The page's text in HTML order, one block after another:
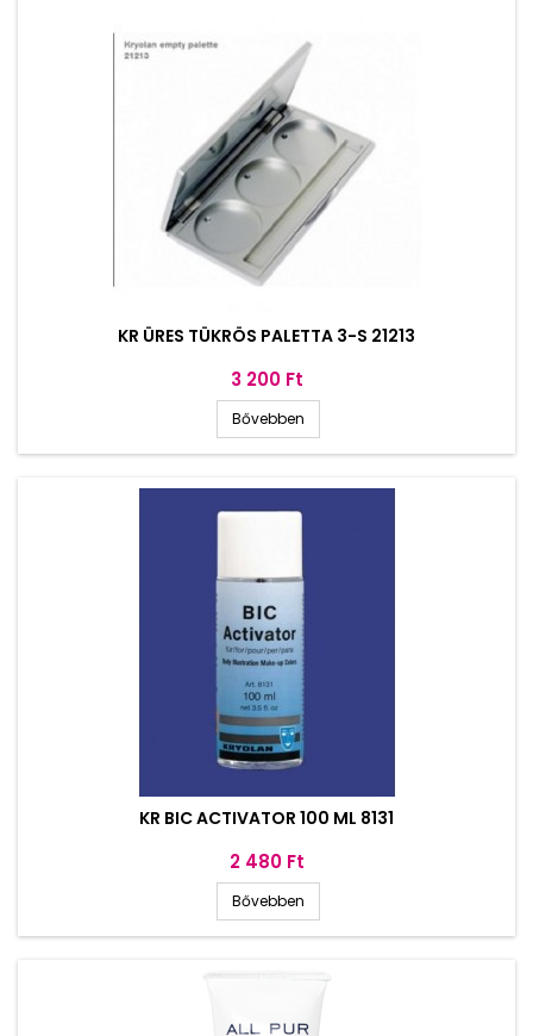
KR ÜRES TÜKRÖS PALETTA 3-S 21213
Ár
3 200 Ft
Bővebben
KR BIC ACTIVATOR 100 ML 8131
Ár
2 480 Ft
Bővebben